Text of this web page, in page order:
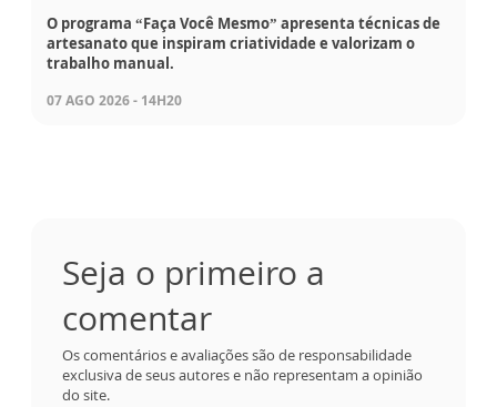
O programa “Faça Você Mesmo” apresenta técnicas de
artesanato que inspiram criatividade e valorizam o
trabalho manual.
07 AGO 2026 - 14H20
Seja o primeiro a
comentar
Os comentários e avaliações são de responsabilidade
exclusiva de seus autores e não representam a opinião
do site.